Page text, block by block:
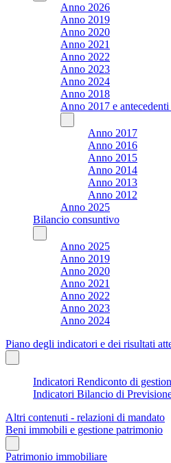
Anno 2026
Anno 2019
Anno 2020
Anno 2021
Anno 2022
Anno 2023
Anno 2024
Anno 2018
Anno 2017 e antecedenti
Anno 2017
Anno 2016
Anno 2015
Anno 2014
Anno 2013
Anno 2012
Anno 2025
Bilancio consuntivo
Anno 2025
Anno 2019
Anno 2020
Anno 2021
Anno 2022
Anno 2023
Anno 2024
Piano degli indicatori e dei risultati
Indicatori Rendiconto di
Indicatori Bilancio di
Altri contenuti - relazioni di mandato
Beni immobili e gestione patrimonio
Patrimonio immobiliare